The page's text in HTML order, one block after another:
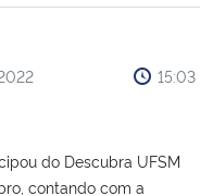
15:03
do Descubra UFSM
contando com a